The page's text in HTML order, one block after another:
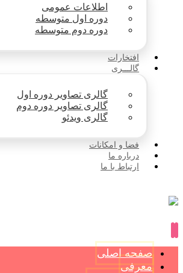
اطلاعات عمومی
دوره اول متوسطه
دوره دوم متوسطه
افتخارات
گالـــری
گالری تصاویر دوره اول
گالری تصاویر دوره دوم
گالری ویدئو
فضا و امکانات
درباره ما
ارتباط با ما
صفحه اصلی
معرفی